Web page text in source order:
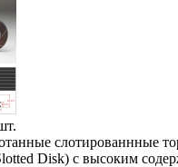
слотированнные
Disk) с высоким